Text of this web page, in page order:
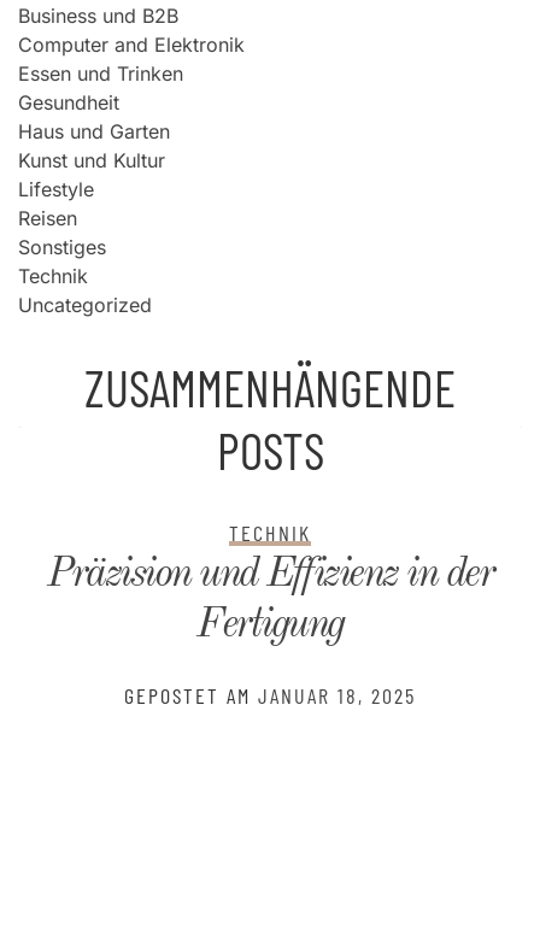
Business und B2B
Computer and Elektronik
Essen und Trinken
Gesundheit
Haus und Garten
Kunst und Kultur
Lifestyle
Reisen
Sonstiges
Technik
Uncategorized
ZUSAMMENHÄNGENDE
POSTS
TECHNIK
Präzision und Effizienz in der
Fertigung
GEPOSTET AM JANUAR 18, 2025